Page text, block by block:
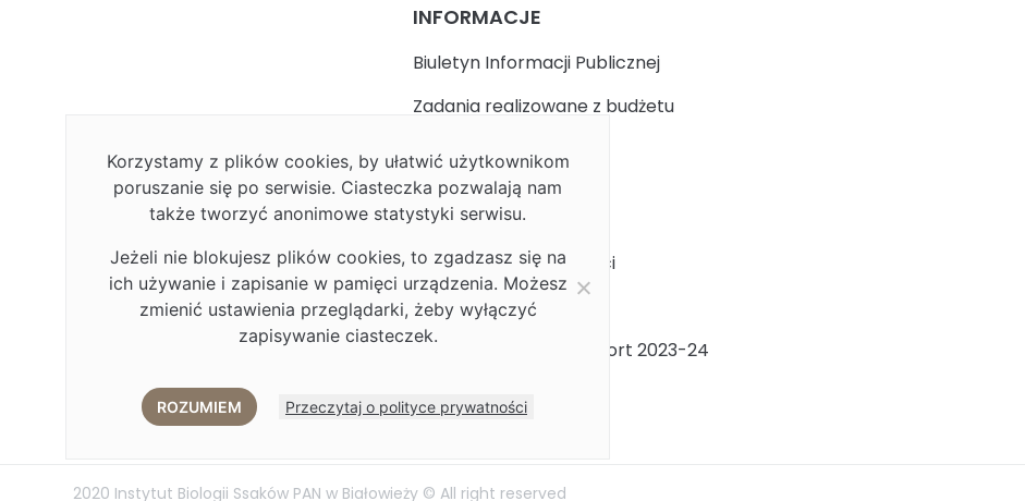
INFORMACJE
Biuletyn Informacji Publicznej
Zadania realizowane z budżetu
Facebook
Polityka prywatności
Deklaracja dostępności
Plan Równości Płci
Plan Równości Płci Raport 2023-24
2020 Instytut Biologii Ssaków PAN w Białowieży © All right reserved
Korzystamy z plików cookies, by ułatwić użytkownikom
poruszanie się po serwisie. Ciasteczka pozwalają nam
także tworzyć anonimowe statystyki serwisu.
Jeżeli nie blokujesz plików cookies, to zgadzasz się na
ich używanie i zapisanie w pamięci urządzenia. Możesz
zmienić ustawienia przeglądarki, żeby wyłączyć
zapisywanie ciasteczek.
ROZUMIEM Przeczytaj o polityce prywatności